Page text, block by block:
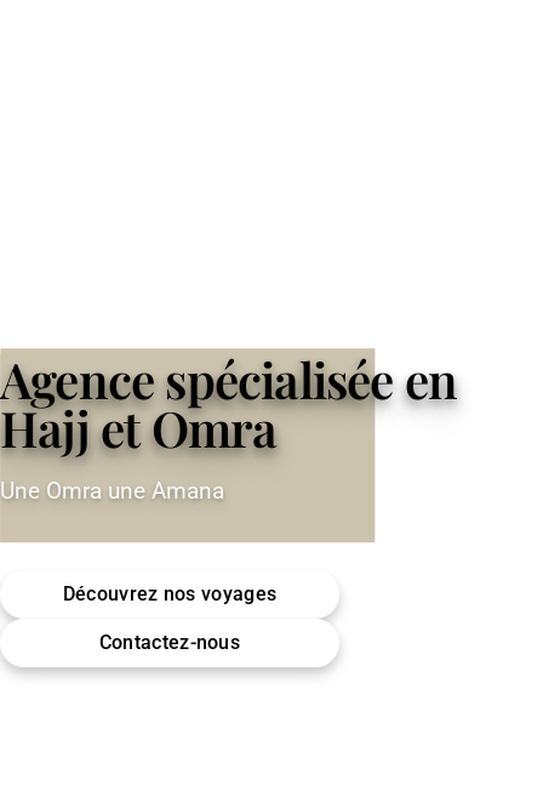
Agence spécialisée en
Hajj et Omra
Une Omra une Amana
Découvrez nos voyages
Contactez-nous
Omra (Umrah) · Hajj
Encadrement & accompagnement